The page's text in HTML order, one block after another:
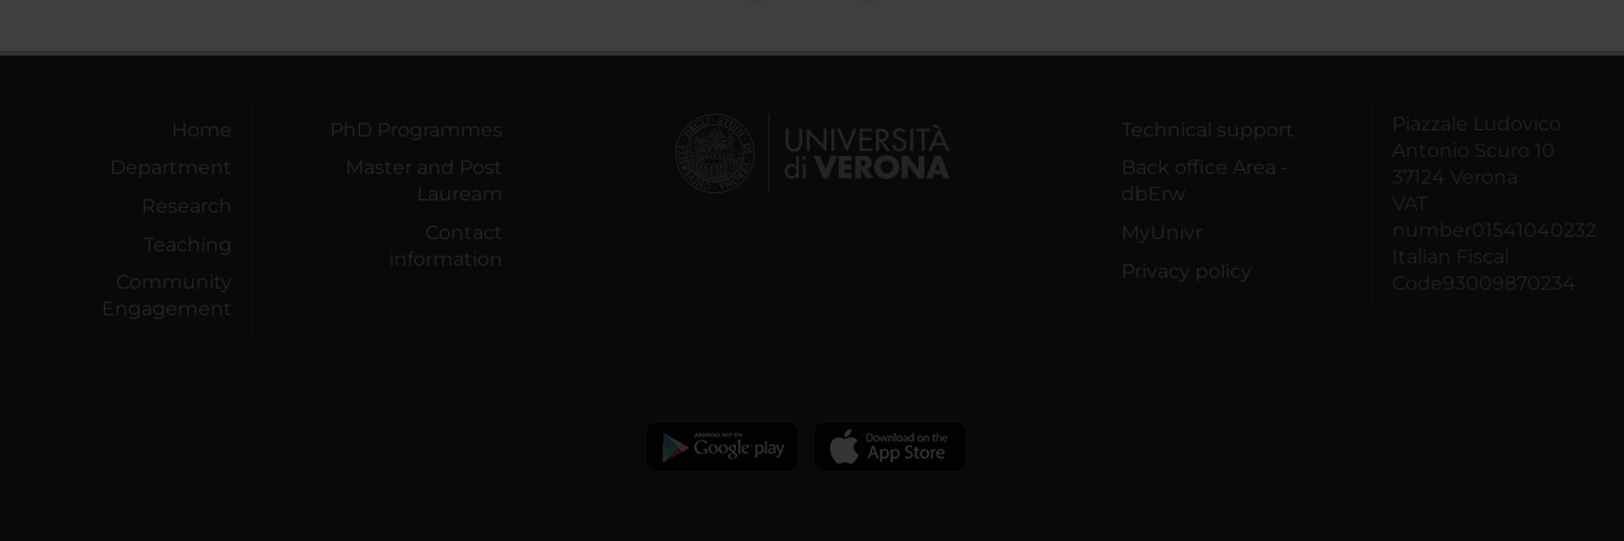
Home
Department
Research
Teaching
Community
Engagement
PhD Programmes
Master and Post
Lauream
Contact
information
Technical support
Back office Area -
dbErw
MyUnivr
Privacy policy
Piazzale Ludovico
Antonio Scuro 10
37124 Verona
VAT
number01541040232
Italian Fiscal
Code93009870234